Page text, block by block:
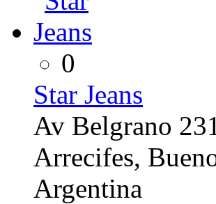
0
Star Jeans
Av Belgrano 231
Arrecifes,
Argentina